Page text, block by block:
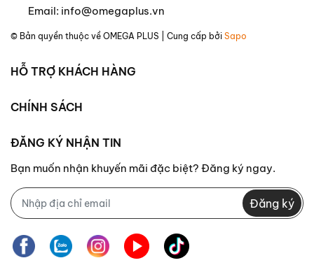
Email: info@omegaplus.vn
© Bản quyền thuộc về OMEGA PLUS | Cung cấp bởi Sapo
HỖ TRỢ KHÁCH HÀNG
CHÍNH SÁCH
ĐĂNG KÝ NHẬN TIN
Bạn muốn nhận khuyến mãi đặc biệt? Đăng ký ngay.
Đăng ký